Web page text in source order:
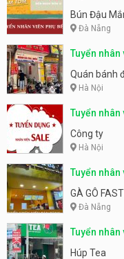
Tiên
Bún Đậu
Đà Nẵng
Tuyển nhân
Quán bánh
Hà Nội
Tuyển
Công ty
Hà Nội
Tuyển
GÀ GÔ
Đà Nẵng
Tuyển
Húp Tea